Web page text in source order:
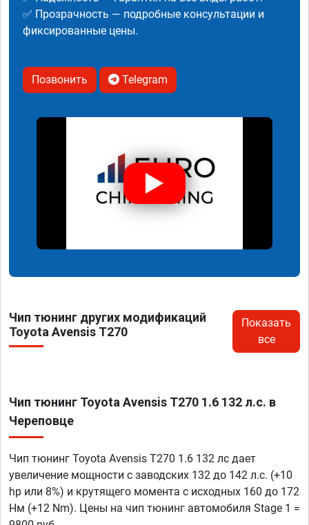
✅ Прозрачность — подробные консультации и
фиксированные цены.
Позвонить Telegram
Чип тюнинг других модификаций
Toyota Avensis T270
Показать
все
Чип тюнинг Toyota Avensis T270 1.6 132 л.с. в
Череповце
Чип тюнинг Toyota Avensis T270 1.6 132 лс дает
увеличение мощности с заводских 132 до 142 л.с. (+10
hp или 8%) и крутящего момента с исходных 160 до 172
Нм (+12 Nm). Цены на чип тюнинг автомобиля Stage 1 =